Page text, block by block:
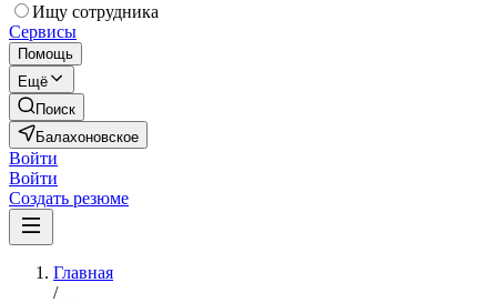
Ищу сотрудника
Сервисы
Помощь
Ещё
Поиск
Балахоновское
Войти
Войти
Создать резюме
Главная
/